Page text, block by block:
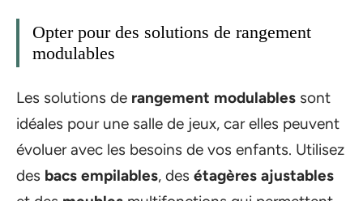
Opter pour des solutions de rangement
modulables
Les solutions de rangement modulables sont
idéales pour une salle de jeux, car elles peuvent
évoluer avec les besoins de vos enfants. Utilisez
des bacs empilables, des étagères ajustables